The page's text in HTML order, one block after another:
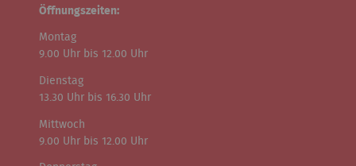
Öffnungszeiten:
Montag
9.00 Uhr bis 12.00 Uhr
Dienstag
13.30 Uhr bis 16.30 Uhr
Mittwoch
9.00 Uhr bis 12.00 Uhr